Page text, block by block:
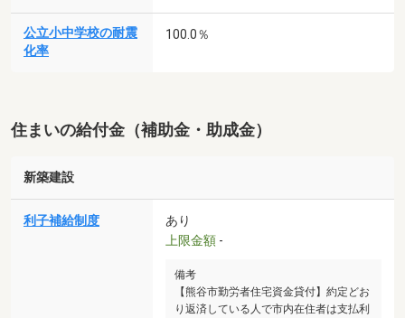
公立小中学校の耐震
化率
100.0％
住まいの給付金（補助金・助成金）
新築建設
利子補給制度
あり
上限金額 -
備考
【熊谷市勤労者住宅資金貸付】約定どお
り返済している人で市内在住者は支払利